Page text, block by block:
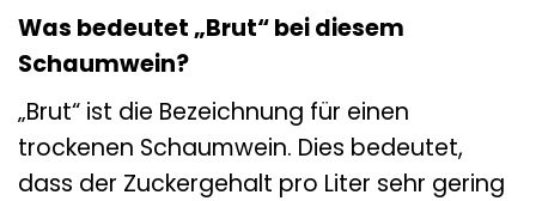
Was bedeutet „Brut“ bei diesem
Schaumwein?
„Brut“ ist die Bezeichnung für einen
trockenen Schaumwein. Dies bedeutet,
dass der Zuckergehalt pro Liter sehr gering